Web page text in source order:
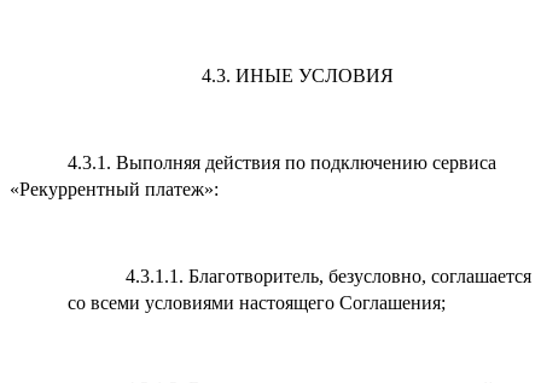
4.3. ИНЫЕ УСЛОВИЯ
4.3.1. Выполняя действия по подключению сервиса
«Рекуррентный платеж»:
4.3.1.1. Благотворитель, безусловно, соглашается
со всеми условиями настоящего Соглашения;